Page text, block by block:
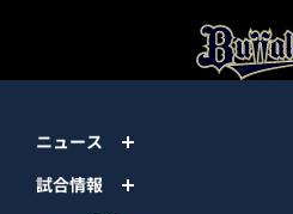
ニュース
試合情報